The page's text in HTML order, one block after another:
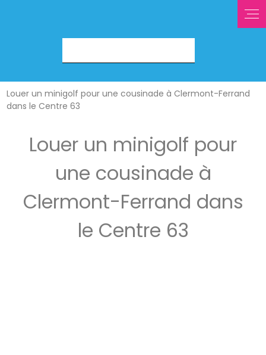
Louer un minigolf pour une cousinade à Clermont-Ferrand
dans le Centre 63
Louer un minigolf pour
une cousinade à
Clermont-Ferrand dans
le Centre 63